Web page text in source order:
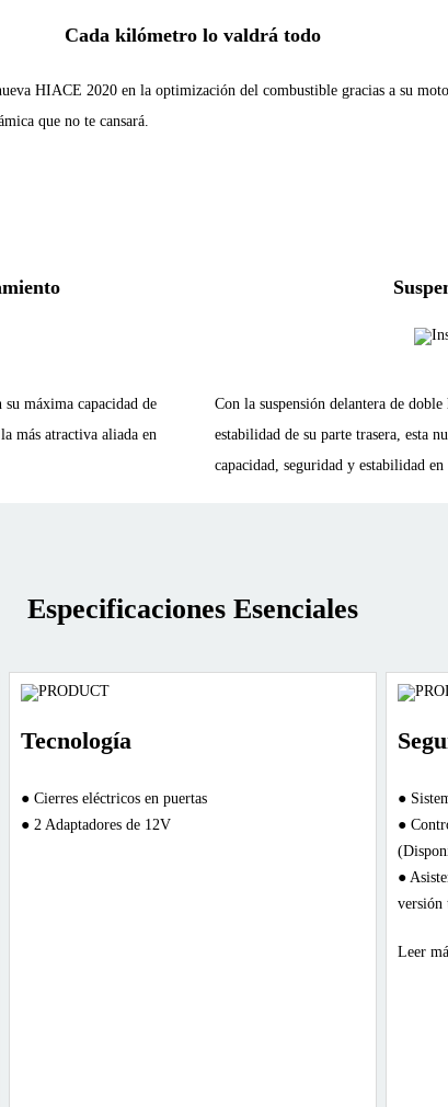
Cada kilómetro lo valdrá todo
HIACE 2020 en la optimización del combustible gracias a su
que no te cansará.
máxima capacidad de
más atractiva aliada en
Con la suspensión delantera de
estabilidad de su parte trasera, esta
capacidad, seguridad y estabilidad
Especificaciones Esenciales
Tecnología
● Cierres eléctricos en puertas
● 2 Adaptadores de 12V
●
●
●
versión
Hill
Leer